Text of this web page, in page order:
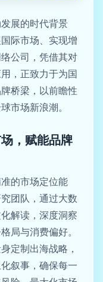
展的时代背景
际市场、实现增
公司，凭借其对
，正致力于为国
桥梁，以前瞻性
市场新浪潮。
，赋能品牌
的市场定位能
团队，通过大数
解读，深度洞察
局与消费偏好。
定制出海战略，
叙事，确保每一